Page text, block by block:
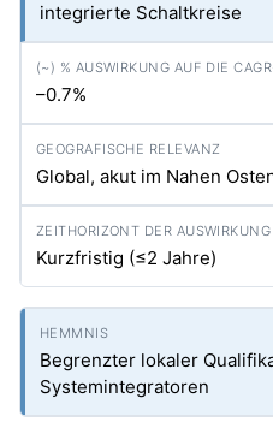
integrierte Schaltkreise
–0.7%
Global, akut im Nahen
Kurzfristig (≤2 Jahre)
Begrenzter lokaler
Systemintegratoren